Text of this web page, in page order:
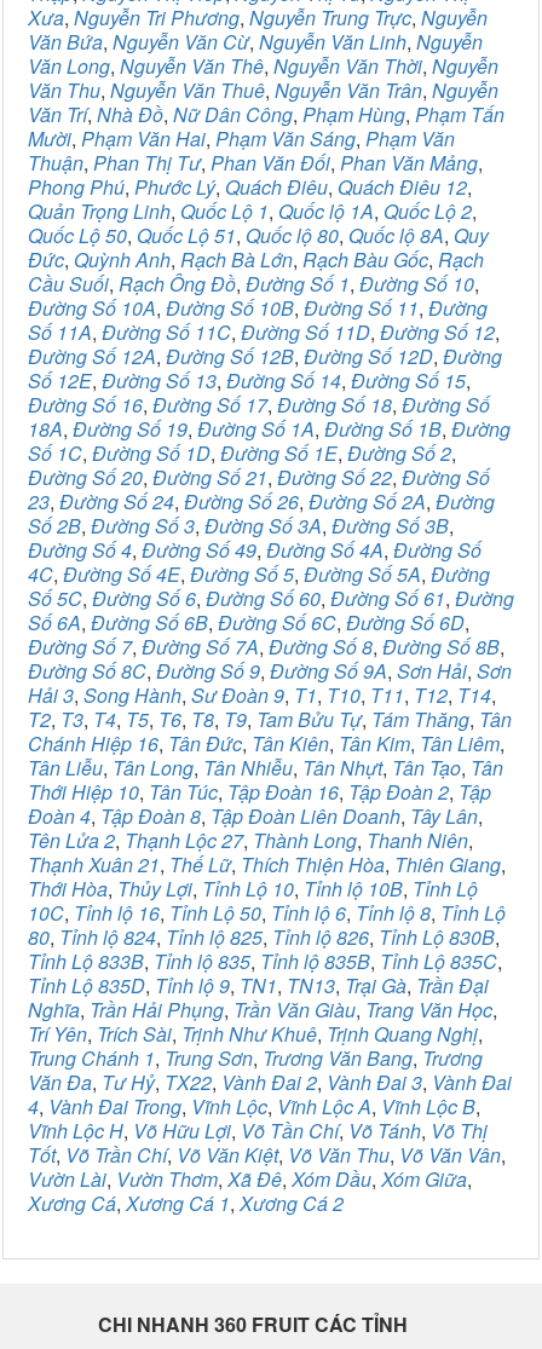
Xưa, Nguyễn Tri Phương, Nguyễn Trung Trực, Nguyễn
Văn Bứa, Nguyễn Văn Cừ, Nguyễn Văn Linh, Nguyễn
Văn Long, Nguyễn Văn Thê, Nguyễn Văn Thời, Nguyễn
Văn Thu, Nguyễn Văn Thuê, Nguyễn Văn Trân, Nguyễn
Văn Trí, Nhà Đồ, Nữ Dân Công, Phạm Hùng, Phạm Tấn
Mười, Phạm Văn Hai, Phạm Văn Sáng, Phạm Văn
Thuận, Phan Thị Tư, Phan Văn Đối, Phan Văn Mảng,
Phong Phú, Phước Lý, Quách Điêu, Quách Điêu 12,
Quản Trọng Linh, Quốc Lộ 1, Quốc lộ 1A, Quốc Lộ 2,
Quốc Lộ 50, Quốc Lộ 51, Quốc lộ 80, Quốc lộ 8A, Quy
Đức, Quỳnh Anh, Rạch Bà Lớn, Rạch Bàu Gốc, Rạch
Cầu Suối, Rạch Ông Đồ, Đường Số 1, Đường Số 10,
Đường Số 10A, Đường Số 10B, Đường Số 11, Đường
Số 11A, Đường Số 11C, Đường Số 11D, Đường Số 12,
Đường Số 12A, Đường Số 12B, Đường Số 12D, Đường
Số 12E, Đường Số 13, Đường Số 14, Đường Số 15,
Đường Số 16, Đường Số 17, Đường Số 18, Đường Số
18A, Đường Số 19, Đường Số 1A, Đường Số 1B, Đường
Số 1C, Đường Số 1D, Đường Số 1E, Đường Số 2,
Đường Số 20, Đường Số 21, Đường Số 22, Đường Số
23, Đường Số 24, Đường Số 26, Đường Số 2A, Đường
Số 2B, Đường Số 3, Đường Số 3A, Đường Số 3B,
Đường Số 4, Đường Số 49, Đường Số 4A, Đường Số
4C, Đường Số 4E, Đường Số 5, Đường Số 5A, Đường
Số 5C, Đường Số 6, Đường Số 60, Đường Số 61, Đường
Số 6A, Đường Số 6B, Đường Số 6C, Đường Số 6D,
Đường Số 7, Đường Số 7A, Đường Số 8, Đường Số 8B,
Đường Số 8C, Đường Số 9, Đường Số 9A, Sơn Hải, Sơn
Hải 3, Song Hành, Sư Đoàn 9, T1, T10, T11, T12, T14,
T2, T3, T4, T5, T6, T8, T9, Tam Bửu Tự, Tám Thăng, Tân
Chánh Hiệp 16, Tân Đức, Tân Kiên, Tân Kim, Tân Liêm,
Tân Liễu, Tân Long, Tân Nhiễu, Tân Nhựt, Tân Tạo, Tân
Thới Hiệp 10, Tân Túc, Tập Đoàn 16, Tập Đoàn 2, Tập
Đoàn 4, Tập Đoàn 8, Tập Đoàn Liên Doanh, Tây Lân,
Tên Lửa 2, Thạnh Lộc 27, Thành Long, Thanh Niên,
Thạnh Xuân 21, Thế Lữ, Thích Thiện Hòa, Thiên Giang,
Thới Hòa, Thủy Lợi, Tỉnh Lộ 10, Tỉnh lộ 10B, Tỉnh Lộ
10C, Tỉnh lộ 16, Tỉnh Lộ 50, Tỉnh lộ 6, Tỉnh lộ 8, Tỉnh Lộ
80, Tỉnh lộ 824, Tỉnh lộ 825, Tỉnh lộ 826, Tỉnh Lộ 830B,
Tỉnh Lộ 833B, Tỉnh lộ 835, Tỉnh lộ 835B, Tỉnh Lộ 835C,
Tỉnh Lộ 835D, Tỉnh lộ 9, TN1, TN13, Trại Gà, Trần Đại
Nghĩa, Trần Hải Phụng, Trần Văn Giàu, Trang Văn Học,
Trí Yên, Trích Sài, Trịnh Như Khuê, Trịnh Quang Nghị,
Trung Chánh 1, Trung Sơn, Trương Văn Bang, Trương
Văn Đa, Tư Hỷ, TX22, Vành Đai 2, Vành Đai 3, Vành Đai
4, Vành Đai Trong, Vĩnh Lộc, Vĩnh Lộc A, Vĩnh Lộc B,
Vĩnh Lộc H, Võ Hữu Lợi, Võ Tần Chí, Võ Tánh, Võ Thị
Tốt, Võ Trần Chí, Võ Văn Kiệt, Võ Văn Thu, Võ Văn Vân,
Vườn Lài, Vườn Thơm,Xã Đê,Xóm Dầu,Xóm Giữa,
Xương Cá,Xương Cá 1,Xương Cá 2
CHI NHANH 360 FRUIT CÁC TỈNH